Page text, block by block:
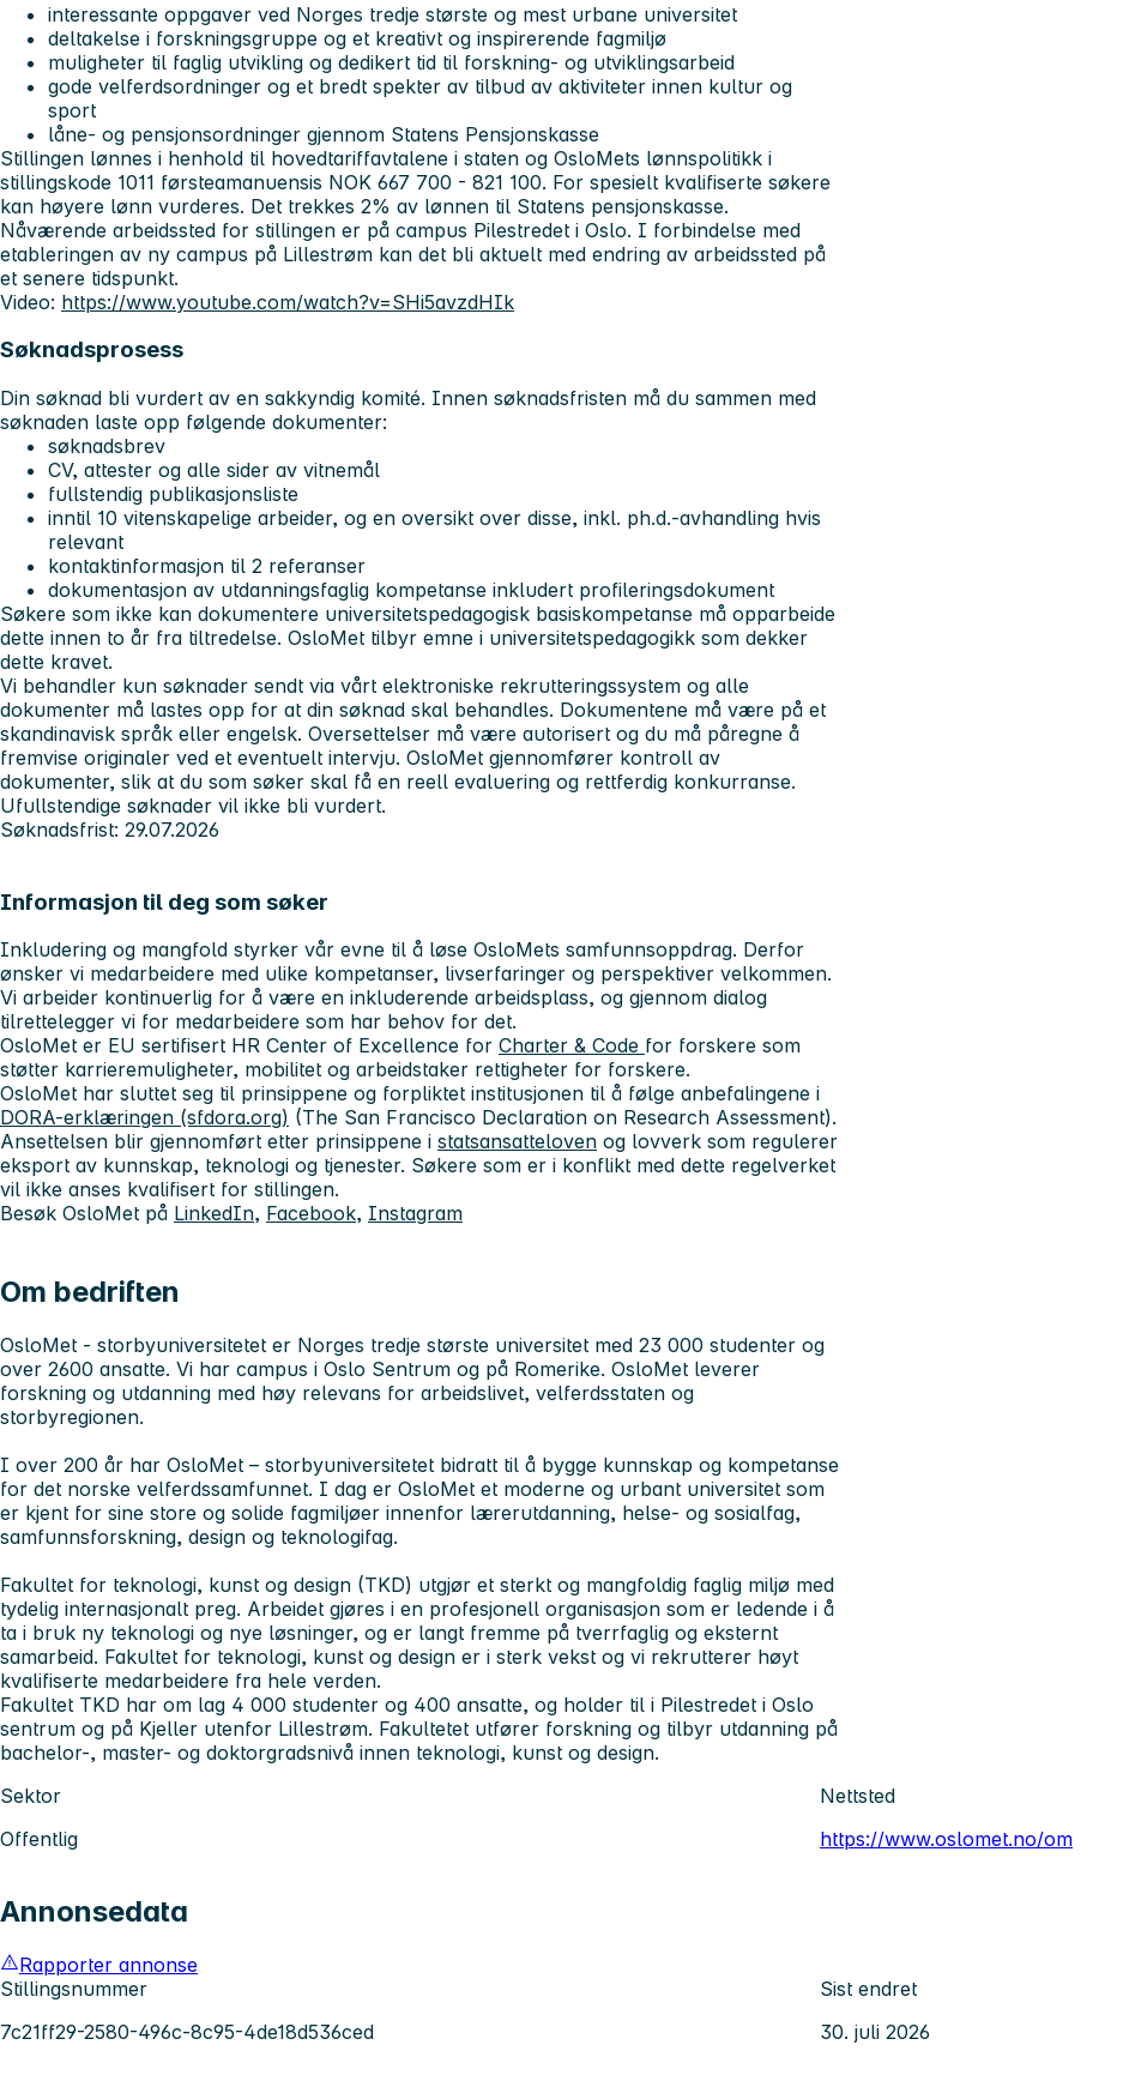
interessante oppgaver ved Norges tredje største og mest urbane universitet
deltakelse i forskningsgruppe og et kreativt og inspirerende fagmiljø
muligheter til faglig utvikling og dedikert tid til forskning- og utviklingsarbeid
gode velferdsordninger og et bredt spekter av tilbud av aktiviteter innen kultur og
sport
låne- og pensjonsordninger gjennom Statens Pensjonskasse
Stillingen lønnes i henhold til hovedtariffavtalene i staten og OsloMets lønnspolitikk i
stillingskode 1011 førsteamanuensis NOK 667 700 - 821 100. For spesielt kvalifiserte søkere
kan høyere lønn vurderes. Det trekkes 2% av lønnen til Statens pensjonskasse.
Nåværende arbeidssted for stillingen er på campus Pilestredet i Oslo. I forbindelse med
etableringen av ny campus på Lillestrøm kan det bli aktuelt med endring av arbeidssted på
et senere tidspunkt.
Video: https://www.youtube.com/watch?v=SHi5avzdHIk
Søknadsprosess
Din søknad bli vurdert av en sakkyndig komité. Innen søknadsfristen må du sammen med
søknaden laste opp følgende dokumenter:
søknadsbrev
CV, attester og alle sider av vitnemål
fullstendig publikasjonsliste
inntil 10 vitenskapelige arbeider, og en oversikt over disse, inkl. ph.d.-avhandling hvis
relevant
kontaktinformasjon til 2 referanser
dokumentasjon av utdanningsfaglig kompetanse inkludert profileringsdokument
Søkere som ikke kan dokumentere universitetspedagogisk basiskompetanse må opparbeide
dette innen to år fra tiltredelse. OsloMet tilbyr emne i universitetspedagogikk som dekker
dette kravet.
Vi behandler kun søknader sendt via vårt elektroniske rekrutteringssystem og alle
dokumenter må lastes opp for at din søknad skal behandles. Dokumentene må være på et
skandinavisk språk eller engelsk. Oversettelser må være autorisert og du må påregne å
fremvise originaler ved et eventuelt intervju. OsloMet gjennomfører kontroll av
dokumenter, slik at du som søker skal få en reell evaluering og rettferdig konkurranse.
Ufullstendige søknader vil ikke bli vurdert.
Søknadsfrist: 29.07.2026
Informasjon til deg som søker
Inkludering og mangfold styrker vår evne til å løse OsloMets samfunnsoppdrag. Derfor
ønsker vi medarbeidere med ulike kompetanser, livserfaringer og perspektiver velkommen.
Vi arbeider kontinuerlig for å være en inkluderende arbeidsplass, og gjennom dialog
tilrettelegger vi for medarbeidere som har behov for det.
OsloMet er EU sertifisert HR Center of Excellence for Charter & Code for forskere som
støtter karrieremuligheter, mobilitet og arbeidstaker rettigheter for forskere.
OsloMet har sluttet seg til prinsippene og forpliktet institusjonen til å følge anbefalingene i
DORA-erklæringen (sfdora.org) (The San Francisco Declaration on Research Assessment).
Ansettelsen blir gjennomført etter prinsippene i statsansatteloven og lovverk som regulerer
eksport av kunnskap, teknologi og tjenester. Søkere som er i konflikt med dette regelverket
vil ikke anses kvalifisert for stillingen.
Besøk OsloMet på LinkedIn, Facebook, Instagram
Om bedriften
OsloMet - storbyuniversitetet er Norges tredje største universitet med 23 000 studenter og
over 2600 ansatte. Vi har campus i Oslo Sentrum og på Romerike. OsloMet leverer
forskning og utdanning med høy relevans for arbeidslivet, velferdsstaten og
storbyregionen.
I over 200 år har OsloMet – storbyuniversitetet bidratt til å bygge kunnskap og kompetanse
for det norske velferdssamfunnet. I dag er OsloMet et moderne og urbant universitet som
er kjent for sine store og solide fagmiljøer innenfor lærerutdanning, helse- og sosialfag,
samfunnsforskning, design og teknologifag.
Fakultet for teknologi, kunst og design (TKD) utgjør et sterkt og mangfoldig faglig miljø med
tydelig internasjonalt preg. Arbeidet gjøres i en profesjonell organisasjon som er ledende i å
ta i bruk ny teknologi og nye løsninger, og er langt fremme på tverrfaglig og eksternt
samarbeid. Fakultet for teknologi, kunst og design er i sterk vekst og vi rekrutterer høyt
kvalifiserte medarbeidere fra hele verden.
Fakultet TKD har om lag 4 000 studenter og 400 ansatte, og holder til i Pilestredet i Oslo
sentrum og på Kjeller utenfor Lillestrøm. Fakultetet utfører forskning og tilbyr utdanning på
bachelor-, master- og doktorgradsnivå innen teknologi, kunst og design.
Sektor
Offentlig
Nettsted
https://www.oslomet.no/om
Annonsedata
Rapporter annonse
Stillingsnummer
7c21ff29-2580-496c-8c95-4de18d536ced
Sist endret
30. juli 2026